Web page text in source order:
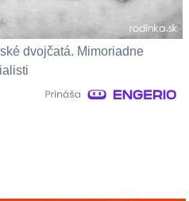
dvojčatá. Mimoriadne